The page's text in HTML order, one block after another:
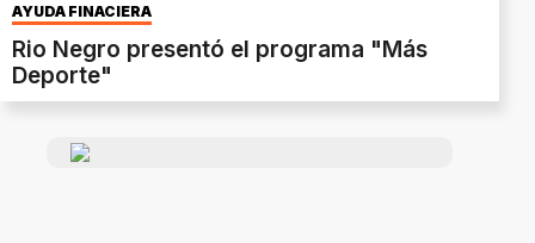
AYUDA FINACIERA
Rio Negro presentó el programa "Más
Deporte"